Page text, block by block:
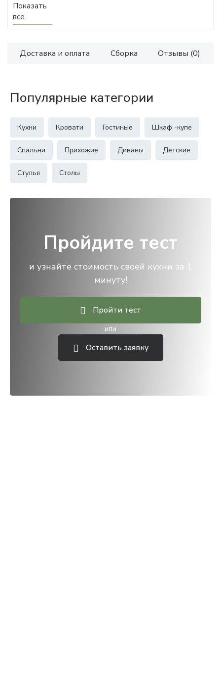
Показать
все
Доставка и оплата Сборка Отзывы (0)
Популярные категории
Кухни Кровати Гостиные Шкаф -купе
Спальни Прихожие Диваны Детские
Стулья Столы
Пройдите тест
и узнайте стоимость своей кухни за 1
минуту!
Пройти тест
или
Оставить заявку